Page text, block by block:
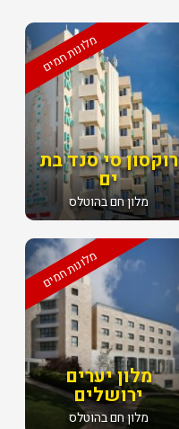
מלונות חמים
רוקסון סי סנד בת
ים
מלון חם בהוטלס
מלונות חמים
מלון יערים
ירושלים
מלון חם בהוטלס